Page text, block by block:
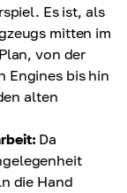
Es ist, als
mitten im
von der
Engines bis hin
alten
Da
die Hand